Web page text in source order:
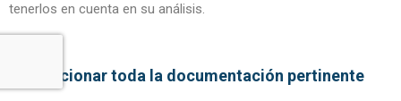
tenerlos en cuenta en su análisis.
Proporcionar toda la documentación pertinente